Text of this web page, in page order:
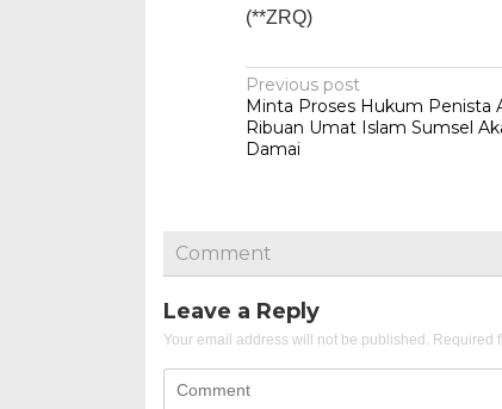
(**ZRQ)
Post
navigation
Previous post
Minta Proses Hukum Penista
Ribuan Umat Islam Sumsel
Damai
Comment
Leave a Reply
Your email address will not be published. Required